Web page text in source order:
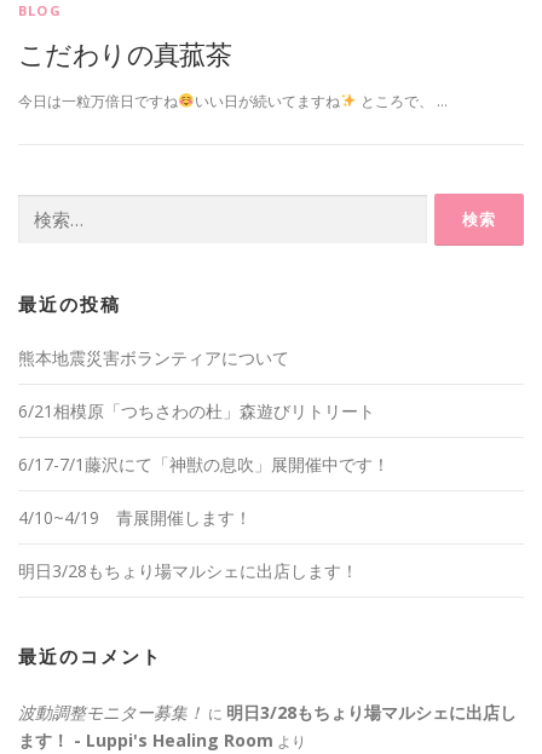
BLOG
こだわりの真菰茶
今日は一粒万倍日ですね いい日が続いてますね ところで、 …
索:
最近の投稿
熊本地震災害ボランティアについて
6/21相模原「つちさわの杜」森遊びリトリート
6/17-7/1藤沢にて「神獣の息吹」展開催中です！
4/10~4/19 青展開催します！
明日3/28もちょり場マルシェに出店します！
最近のコメント
波動調整モニター募集！ に 明日3/28もちょり場マルシェに出店し
ます！ - Luppi's Healing Room より